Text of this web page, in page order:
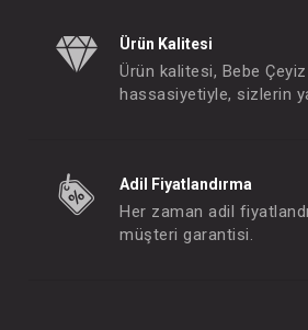
Ürün Kalitesi
Ürün kalitesi, Bebe Çeyiz
hassasiyetiyle, sizlerin
Adil Fiyatlandırma
Her zaman adil
müşteri garantisi.